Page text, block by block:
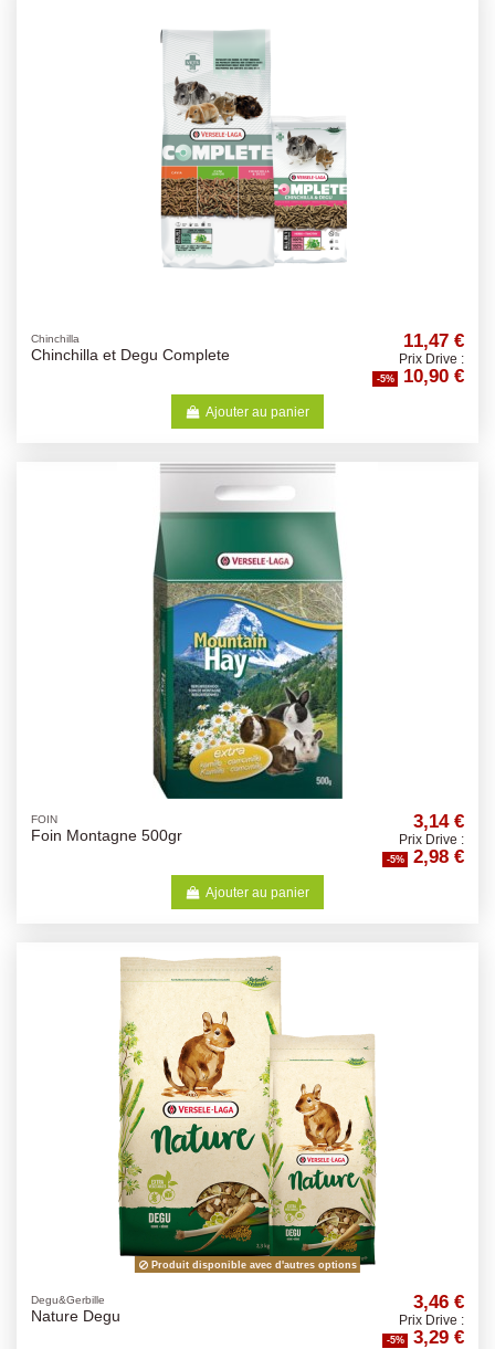
Chinchilla
Chinchilla et Degu Complete
11,47 €
Prix Drive :
-5% 10,90 €
Ajouter au panier
FOIN
Foin Montagne 500gr
3,14 €
Prix Drive :
-5% 2,98 €
Ajouter au panier
Produit disponible avec d'autres options
Degu&Gerbille
Nature Degu
3,46 €
Prix Drive :
-5% 3,29 €